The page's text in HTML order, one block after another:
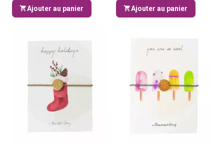
Ajouter au panier Ajouter au panier